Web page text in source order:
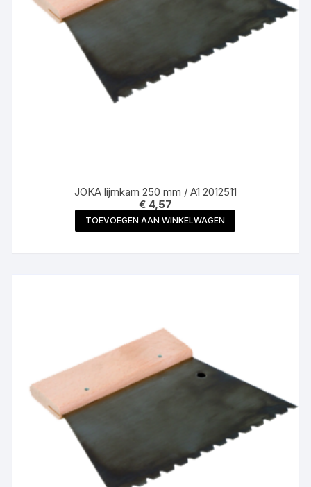
JOKA lijmkam 250 mm / A1 2012511
€4,57
TOEVOEGEN AAN WINKELWAGEN